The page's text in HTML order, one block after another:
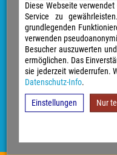
Diese Webseite
Service zu
grundlegenden
verwenden
Besucher auszuwerten
ermöglichen. Das
sie jederzeit wiederrufen.
Datenschutz-Info.
Einstellungen Nur
Vertrag
Kontakt
Über uns
Impressum
Versand
Sitemap
AGB
Magazin